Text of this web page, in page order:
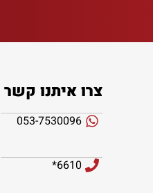
צרו איתנו קשר
053-7530096
6610*